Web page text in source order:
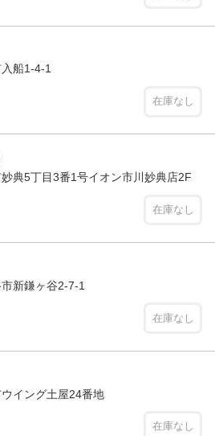
船1-4-1
在庫なし
典5丁目3番1号イオン市川妙典店2F
在庫なし
新鎌ヶ谷2-7-1
在庫なし
イング土屋24番地
在庫なし